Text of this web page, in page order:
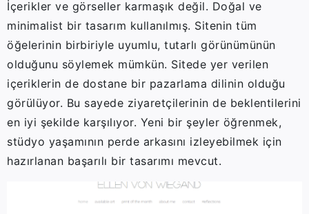
İçerikler ve görseller karmaşık değil. Doğal ve
minimalist bir tasarım kullanılmış. Sitenin tüm
öğelerinin birbiriyle uyumlu, tutarlı görünümünün
olduğunu söylemek mümkün. Sitede yer verilen
içeriklerin de dostane bir pazarlama dilinin olduğu
görülüyor. Bu sayede ziyaretçilerinin de beklentilerini
en iyi şekilde karşılıyor. Yeni bir şeyler öğrenmek,
stüdyo yaşamının perde arkasını izleyebilmek için
hazırlanan başarılı bir tasarımı mevcut.